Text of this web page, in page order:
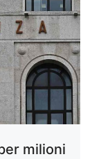
milioni